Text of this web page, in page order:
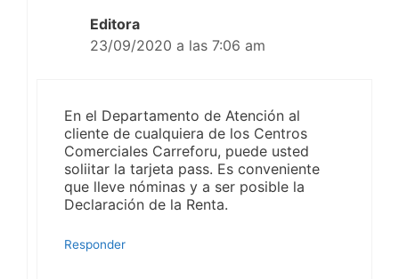
Editora
23/09/2020 a las 7:06 am
En el Departamento de Atención al
cliente de cualquiera de los Centros
Comerciales Carreforu, puede usted
soliitar la tarjeta pass. Es conveniente
que lleve nóminas y a ser posible la
Declaración de la Renta.
Responder